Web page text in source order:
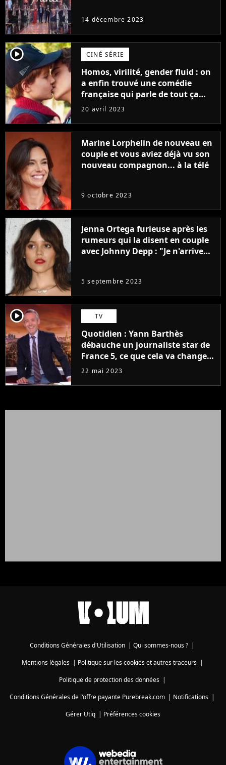
14 décembre 2023
player2 CINÉ SÉRIE
Homos, virilité, gender fluid : on
a enfin trouvé une comédie
française qui parle de tout ça
sans être super ringarde
20 avril 2023
Marine Lorphelin de nouveau en
couple et vous aviez déjà vu son
nouveau compagnon... à la télé
9 octobre 2023
Jenna Ortega furieuse après les
rumeurs qui la disent en couple
avec Johnny Depp : "Je n'arrive
5 septembre 2023
player2 TV
Quotidien : Yann Barthès
débauche un journaliste star de
France 5, ce que cela va changer
à la rentrée
22 mai 2023
Conditions Générales d'Utilisation | Qui sommes-nous ? |
Mentions légales| Politique sur les cookies et autres traceurs|
Politique de protection des données|
Conditions Générales de l'offre payante Purebreak.com | Notifications |
Gérer Utiq | Préférences cookies